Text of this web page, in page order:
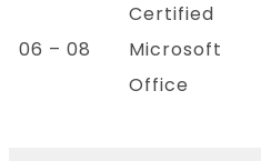
06 – 08
Certified
Microsoft
Office